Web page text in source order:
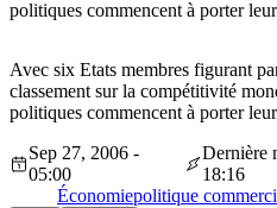
politiques commencent à porter
Avec six Etats membres figurant
classement sur la compétitivité
politiques commencent à porter
Sep 27, 2006 -
05:00
Dernière
18:16
Économiepolitique